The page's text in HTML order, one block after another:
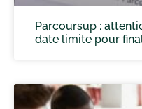
Parcoursup :
date limite pour